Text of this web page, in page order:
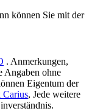
können Sie mit der
. Anmerkungen,
Angaben ohne
Eigentum der
Carius, Jede weitere